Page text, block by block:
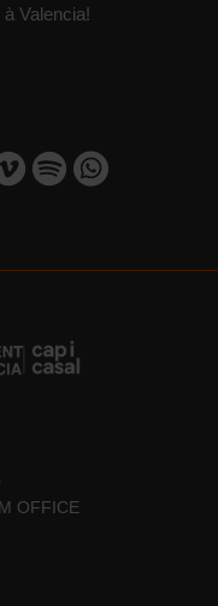
Valencia!
OFFICE